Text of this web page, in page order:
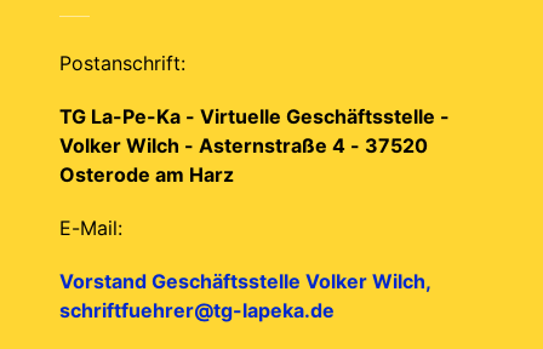
Postanschrift:
TG La-Pe-Ka - Virtuelle Geschäftsstelle -
Volker Wilch - Asternstraße 4 - 37520
Osterode am Harz
E-Mail:
Vorstand Geschäftsstelle Volker Wilch,
schriftfuehrer@tg-lapeka.de